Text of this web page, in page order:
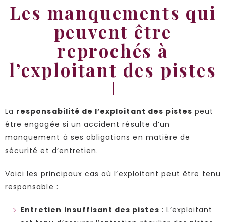
Les manquements qui
peuvent être
reprochés à
l’exploitant des pistes
La responsabilité de l’exploitant des pistes peut
être engagée si un accident résulte d’un
manquement à ses obligations en matière de
sécurité et d’entretien.
Voici les principaux cas où l’exploitant peut être tenu
responsable :
Entretien insuffisant des pistes : L’exploitant